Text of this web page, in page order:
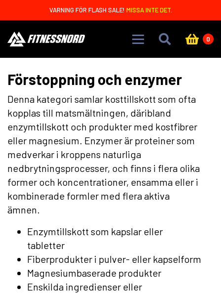
VARNING FÖR FLASH SALE! MISSA INTE DET.
0
Förstoppning och enzymer
Denna kategori samlar kosttillskott som ofta
kopplas till matsmältningen, däribland
enzymtillskott och produkter med kostfibrer
eller magnesium. Enzymer är proteiner som
medverkar i kroppens naturliga
nedbrytningsprocesser, och finns i flera olika
former och koncentrationer, ensamma eller i
kombinerade formler med flera aktiva
ämnen.
Enzymtillskott som kapslar eller
tabletter
Fiberprodukter i pulver- eller kapselform
Magnesiumbaserade produkter
Enskilda ingredienser eller